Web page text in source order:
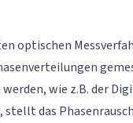
optischen
wie z.B. der
das